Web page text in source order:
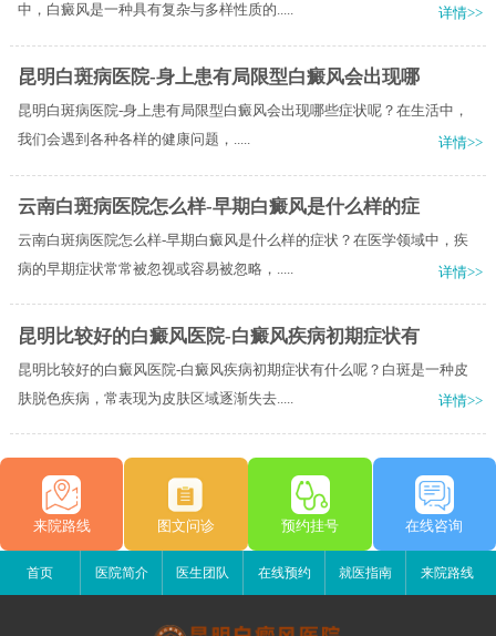
中，白癜风是一种具有复杂与多样性质的.....
详情>>
昆明白斑病医院-身上患有局限型白癜风会出现哪
昆明白斑病医院-身上患有局限型白癜风会出现哪些症状呢？​在生活中，
我们会遇到各种各样的健康问题，.....
详情>>
云南白斑病医院怎么样-早期白癜风是什么样的症
云南白斑病医院怎么样-早期白癜风是什么样的症状？在医学领域中，疾
病的早期症状常常被忽视或容易被忽略，.....
详情>>
昆明比较好的白癜风医院-白癜风疾病初期症状有
昆明比较好的白癜风医院-白癜风疾病初期症状有什么呢？白斑是一种皮
肤脱色疾病，常表现为皮肤区域逐渐失去.....
详情>>
来院路线 图文问诊 预约挂号 在线咨询
首页 医院简介 医生团队 在线预约 就医指南 来院路线